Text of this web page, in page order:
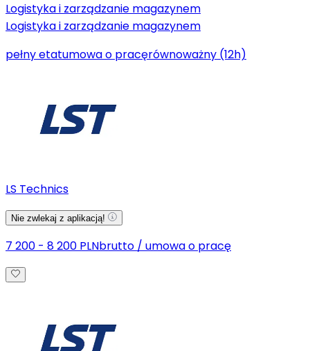
Logistyka i zarządzanie magazynem
Logistyka i zarządzanie magazynem
pełny etatumowa o pracęrównoważny (12h)
LS Technics
Nie zwlekaj z aplikacją!
7 200 - 8 200 PLNbrutto / umowa o pracę